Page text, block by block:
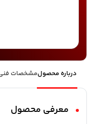
درباره محصولمشخصات
معرفی محصول